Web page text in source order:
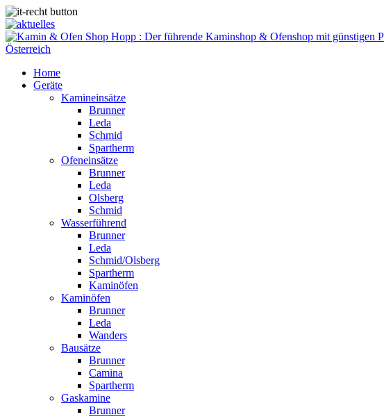
Home
Geräte
Kamineinsätze
Brunner
Leda
Schmid
Spartherm
Ofeneinsätze
Brunner
Leda
Olsberg
Schmid
Wasserführend
Brunner
Leda
Schmid/Olsberg
Spartherm
Kaminöfen
Kaminöfen
Brunner
Leda
Wanders
Bausätze
Brunner
Camina
Spartherm
Gaskamine
Brunner